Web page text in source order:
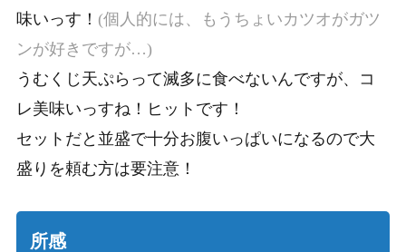
味いっす！ (個人的には、もうちょいカツオがガツ
ンが好きですが…)
うむくじ天ぷらって滅多に食べないんですが、コ
レ美味いっすね！ヒットです！
セットだと並盛で十分お腹いっぱいになるので大
盛りを頼む方は要注意！
所感